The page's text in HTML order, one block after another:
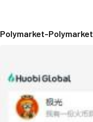
Polymarket-Polymarket